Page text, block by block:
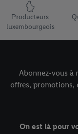
Élément du pied de
Producteurs
luxembourgeois
Abonnez-vous à
offres, promotions,
On est là pour